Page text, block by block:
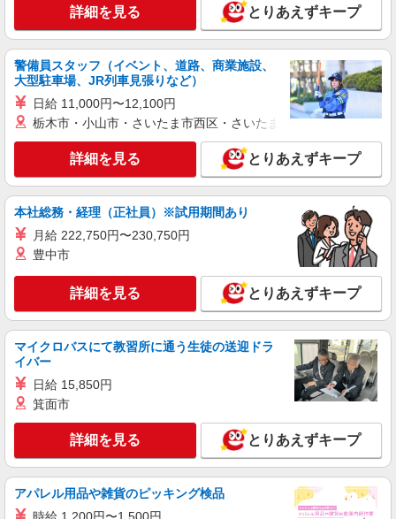
一般事務/ヘルプデスク
月給275400円 ★交通費規定に基づき交通費支
給
兵庫県神戸市中央区（神戸市営地下鉄西神・山
手線大倉山駅）
キープ 詳細を見る
株式会社パソナ・神戸/OKW6001175837
営業事務/一般事務/データ入力
月給235500円 ★交通費規定に基づき交通費支
給
兵庫県神戸市中央区（神戸新交通ポートライナ
ー神戸空港駅）
キープ 詳細を見る
派遣社員
株式会社パソナ・神戸/OKW6001169798
時給1500円 月収例：210000円 ★交通費規定に
基づき交通費支給
兵庫県神戸市中央区（神戸駅）
キープ 詳細を見る
詳細を見る とりあえずキープ
警備員スタッフ（イベント、道路、商業施設、
大型駐車場、JR列車見張りなど）
日給 11,000円〜12,100円
栃木市・小山市・さいたま市西区・さいたま市岩槻区・久喜市・
詳細を見る とりあえずキープ
本社総務・経理（正社員）※試用期間あり
月給 222,750円〜230,750円
豊中市
詳細を見る とりあえずキープ
マイクロバスにて教習所に通う生徒の送迎ドラ
イバー
日給 15,850円
箕面市
詳細を見る とりあえずキープ
アパレル用品や雑貨のピッキング検品